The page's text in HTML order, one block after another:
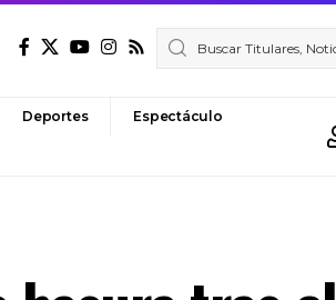
Deportes Espectáculo